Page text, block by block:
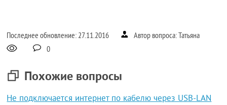
Последнее обновление: 27.11.2016
Автор вопроса: Татьяна
0
Похожие вопросы
Не подключается интернет по кабелю через USB-LAN